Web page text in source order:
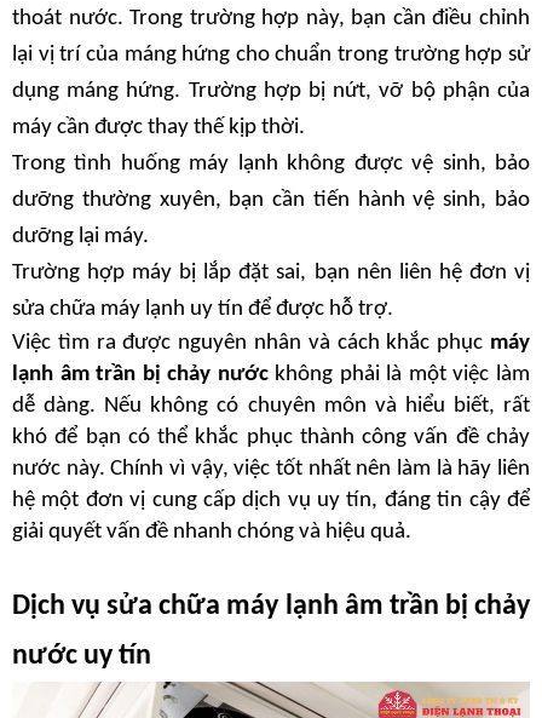
thoát nước. Trong trường hợp này, bạn cần điều chỉnh
lại vị trí của máng hứng cho chuẩn trong trường hợp sử
dụng máng hứng. Trường hợp bị nứt, vỡ bộ phận của
máy cần được thay thế kịp thời.
Trong tình huống máy lạnh không được vệ sinh, bảo
dưỡng thường xuyên, bạn cần tiến hành vệ sinh, bảo
dưỡng lại máy.
Trường hợp máy bị lắp đặt sai, bạn nên liên hệ đơn vị
sửa chữa máy lạnh uy tín để được hỗ trợ.
Việc tìm ra được nguyên nhân và cách khắc phục máy
lạnh âm trần bị chảy nước không phải là một việc làm
dễ dàng. Nếu không có chuyên môn và hiểu biết, rất
khó để bạn có thể khắc phục thành công vấn đề chảy
nước này. Chính vì vậy, việc tốt nhất nên làm là hãy liên
hệ một đơn vị cung cấp dịch vụ uy tín, đáng tin cậy để
giải quyết vấn đề nhanh chóng và hiệu quả.
Dịch vụ sửa chữa máy lạnh âm trần bị chảy
nước uy tín